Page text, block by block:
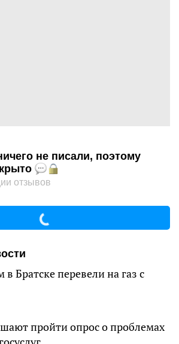
не писали, поэтому
отзывов
Братске перевели на газ с
пройти опрос о проблемах